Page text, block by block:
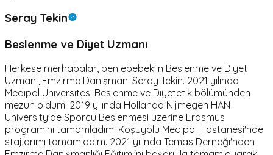
Seray Tekin
Beslenme ve Diyet Uzmanı
Herkese merhabalar, ben ebebek'in Beslenme ve Diyet
Uzmanı, Emzirme Danışmanı Seray Tekin. 2021 yılında
Medipol Üniversitesi Beslenme ve Diyetetik bölümünden
mezun oldum. 2019 yılında Hollanda Nijmegen HAN
University'de Sporcu Beslenmesi üzerine Erasmus
programını tamamladım. Koşuyolu Medipol Hastanesi'nde
stajlarımı tamamladım. 2021 yılında Temas Derneği'nden